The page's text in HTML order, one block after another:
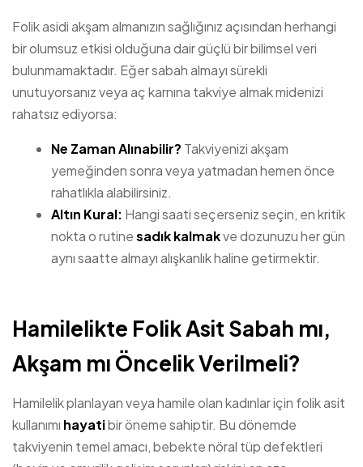
Folik asidi akşam almanızın sağlığınız açısından herhangi
bir olumsuz etkisi olduğuna dair güçlü bir bilimsel veri
bulunmamaktadır. Eğer sabah almayı sürekli
unutuyorsanız veya aç karnına takviye almak midenizi
rahatsız ediyorsa:
Ne Zaman Alınabilir? Takviyenizi akşam
yemeğinden sonra veya yatmadan hemen önce
rahatlıkla alabilirsiniz.
Altın Kural: Hangi saati seçerseniz seçin, en kritik
nokta o rutinesadık kalmakve dozunuzu her gün
aynı saatte almayı alışkanlık haline getirmektir.
Hamilelikte Folik Asit Sabah mı,
Akşam mı Öncelik Verilmeli?
Hamilelik planlayan veya hamile olan kadınlar için folik asit
kullanımı hayatibir öneme sahiptir. Bu dönemde
takviyenin temel amacı, bebekte nöral tüp defektleri